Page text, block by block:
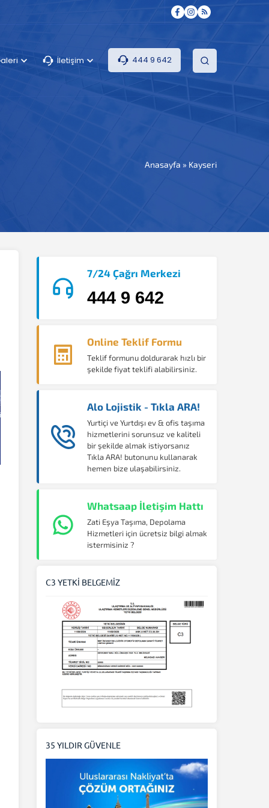
İletişim 444 9 642
Anasayfa » Kayseri
7/24 Çağrı Merkezi
444 9 642
Online Teklif Formu
Teklif formunu doldurarak hızlı bir
şekilde fiyat teklifi alabilirsiniz.
Alo Lojistik - Tıkla ARA!
Yurtiçi ve Yurtdışı ev & ofis taşıma
hizmetlerini sorunsuz ve kaliteli
bir şekilde almak istiyorsanız
Tıkla ARA! butonunu kullanarak
hemen bize ulaşabilirsiniz.
Whatsaap İletişim Hattı
Zati Eşya Taşıma, Depolama
Hizmetleri için ücretsiz bilgi almak
istermisiniz ?
C3 YETKİ BELGEMİZ
35 YILDIR GÜVENLE